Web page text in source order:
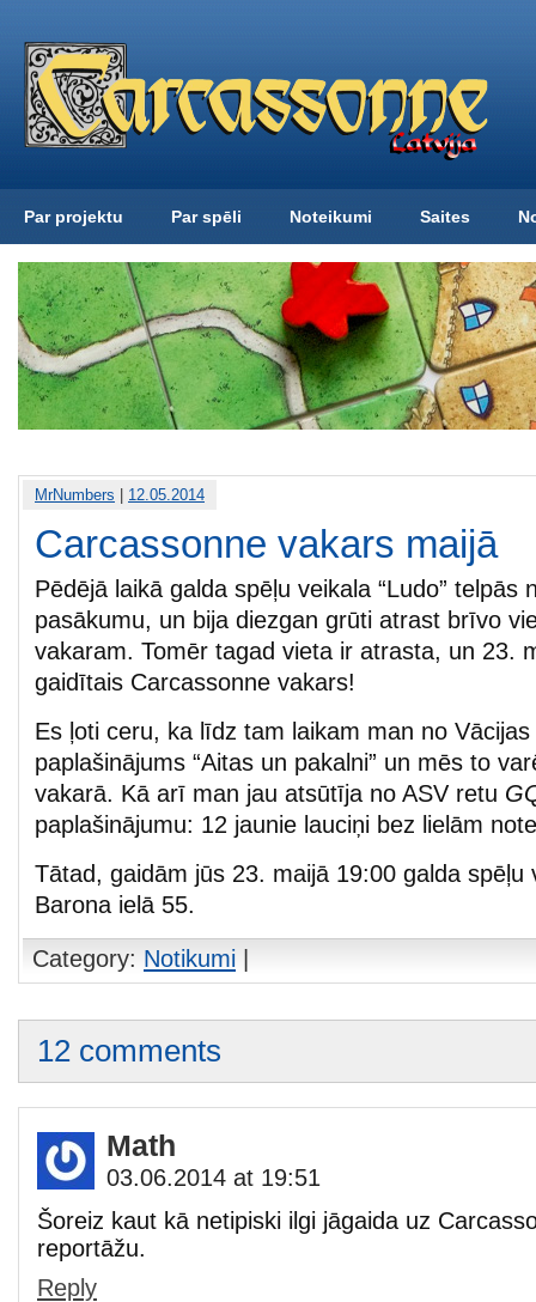
Par projektu Par spēli Noteikumi Saites
MrNumbers 12.05.2014
Carcassonne vakars maijā
Pēdējā laikā galda spēļu veikala “Ludo” telpās
pasākumu, un bija diezgan grūti atrast brīvo
vakaram. Tomēr tagad vieta ir atrasta, un 23.
gaidītais Carcassonne vakars!
Es ļoti ceru, ka līdz tam laikam man no
paplašinājums “Aitas un pakalni” un mēs to
vakarā. Kā arī man jau atsūtīja no ASV retu
paplašinājumu: 12 jaunie lauciņi bez lielām
Tātad, gaidām jūs 23. maijā 19:00 galda spēļu
Barona ielā 55.
Category: Notikumi
12 comments
Math
03.06.2014 at 19:51
Šoreiz kaut kā netipiski ilgi jāgaida uz
reportāžu.
Reply